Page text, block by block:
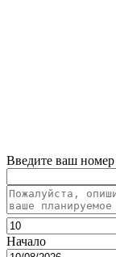
Введите ваш номер
Начало